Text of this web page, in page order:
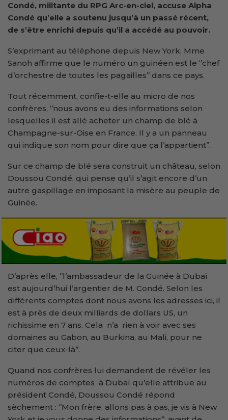
Condé, militante du RPG Arc-en-ciel, accuse Alpha
Condé qu’elle a soutenu jusqu’à un passé récent,
de s’être enrichi depuis qu’il a accédé au pouvoir.
S’exprimant au téléphone depuis New York, Mme
Sanoh affirme que le numéro un guinéen est le ‘’chef
d’orchestre de toutes les pagailles’’ dans ce pays.
Tout récemment, confie-t-elle au micro de nos
confrères, ‘’nous avons eu des informations selon
lesquelles il est allé acheter un champ de blé à
Champagne-sur-Oise en France. Il y a un panneau
qui indique son nom pour dire que ça l’appartient’’.
Sur ce champ de blé sera construit un château, selon
Doussou Condé, qui pense qu’il s’agit encore d’un
autre gaspillage en imposant la misère au peuple de
Guinée.
D’après elle, ‘’l’ambassadeur de la Guinée à Dubaï
est aujourd’hui l’argentier de M. Condé. Selon les
différents comptes dont nous avons les adresses ici, il
est à près de deux milliards de dollars US, un
richissime en 7 ans. Cela n’a rien à voir avec ses
domaines au Gabon, au Burkina, au Mali, pour ne
citer que ceux-là’’.
Quand nos confrères lui demandent de révéler les
numéros de comptes à Dubaï qu’elle attribue au
président Condé, Doussou Condé répond
sèchement : ‘’Mon frère, allons pas à pas, je vis à New